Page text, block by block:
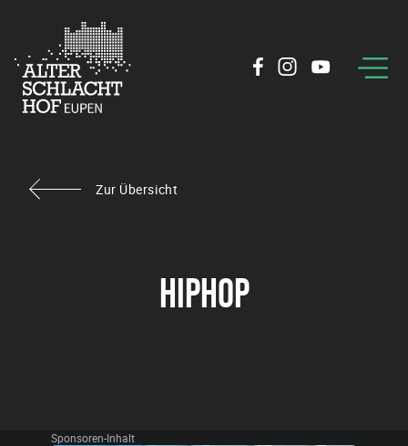
Zur Übersicht
HIPHOP
Sponsoren-Inhalt